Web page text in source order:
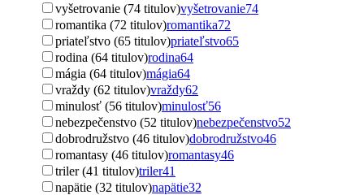
vyšetrovanie (74 titulov)vyšetrovanie74
romantika (72 titulov)romantika72
priateľstvo (65 titulov)priateľstvo65
rodina (64 titulov)rodina64
mágia (64 titulov)mágia64
vraždy (62 titulov)vraždy62
minulosť (56 titulov)minulosť56
nebezpečenstvo (52 titulov)nebezpečenstvo52
dobrodružstvo (46 titulov)dobrodružstvo46
romantasy (46 titulov)romantasy46
triler (41 titulov)triler41
napätie (32 titulov)napätie32